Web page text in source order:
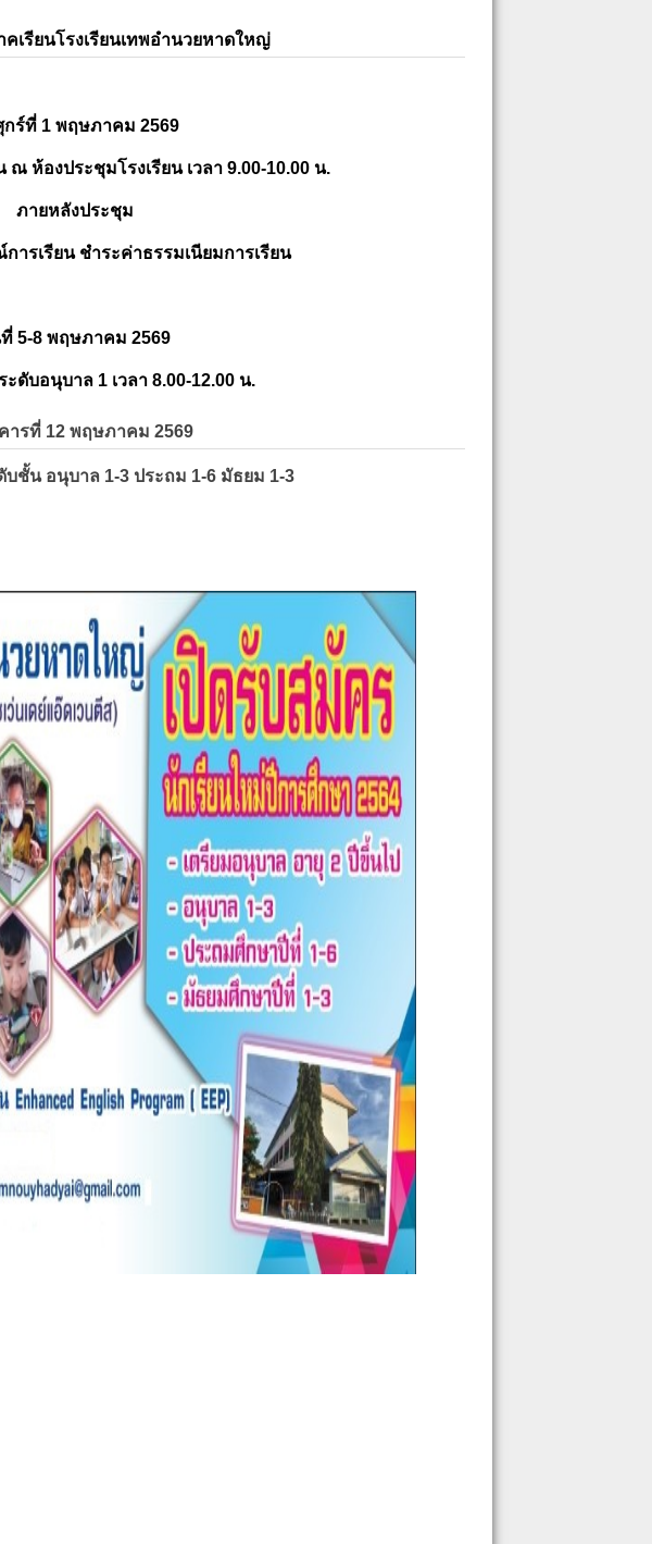
เรียนโรงเรียนเทพอำนวยหาดใหญ่
กร์ที่ 1 พฤษภาคม 2569
ห้องประชุมโรงเรียน เวลา 9.00-10.00 น.
ภายหลังประชุม
ารเรียน ชำระค่าธรรมเนียมการเรียน
5-8 พฤษภาคม 2569
ะดับอนุบาล 1 เวลา 8.00-12.00 น.
ารที่ 12 พฤษภาคม 2569
บชั้น อนุบาล 1-3 ประถม 1-6 มัธยม 1-3